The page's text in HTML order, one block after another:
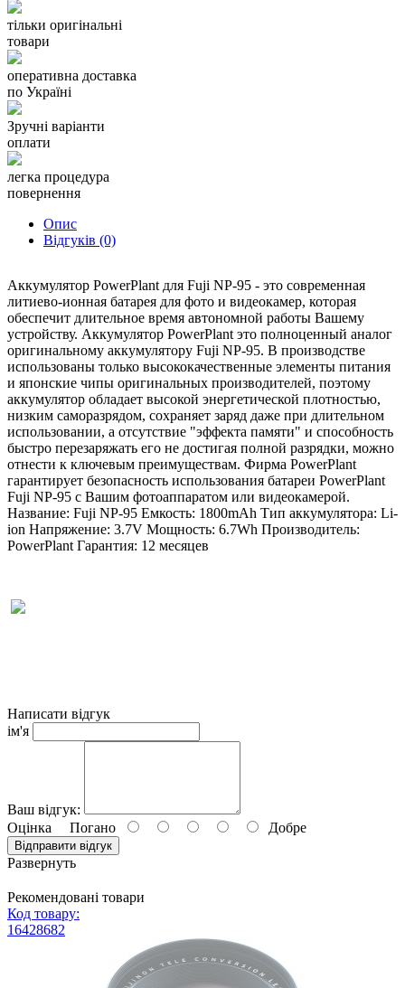
Аккумулятор можно использовать вместо оригинального
FUJIFILM NP-95 RICOH DB-90 Подходит к моделям RICOH
GXR GXR Mount A12 GXR P10 FUJIFILM FinePix F30 FinePix
F31fd FinePix Real 3D W1 FinePix X100 FinePix X100LE
FinePix X100S X-S1
тільки оригінальні
товари
оперативна доставка
по Україні
Зручні варіанти
оплати
легка процедура
повернення
Опис
Відгуків (0)
Аккумулятор PowerPlant для Fuji NP-95 - это современная
литиево-ионная батарея для фото и видеокамер, которая
обеспечит длительное время автономной работы Вашему
устройству. Аккумулятор PowerPlant это полноценный аналог
оригинальному аккумулятору Fuji NP-95. В производстве
использованы только высококачественные элементы питания
и японские чипы оригинальных производителей, поэтому
аккумулятор обладает высокой энергетической плотностью,
низким саморазрядом, сохраняет заряд даже при длительном
использовании, а отсутствие "эффекта памяти" и способность
быстро перезаряжать его не достигая полной разрядки, можно
отнести к ключевым преимуществам. Фирма PowerPlant
гарантирует безопасность использования батареи PowerPlant
Fuji NP-95 c Вашим фотоаппаратом или видеокамерой.
Название: Fuji NP-95 Емкость: 1800mAh Тип аккумулятора: Li-
ion Напряжение: 3.7V Мощность: 6.7Wh Производитель:
PowerPlant Гарантия: 12 месяцев
Написати відгук
ім'я
Ваш відгук:
Оцінка Погано Добре
Відправити відгук
Развернуть
Рекомендовані товари
Код товару:
16428682